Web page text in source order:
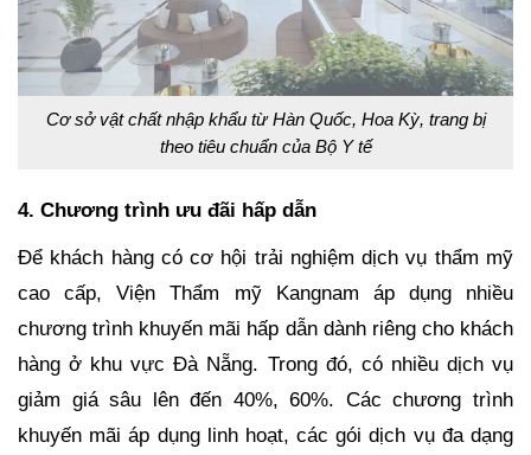
Cơ sở vật chất nhập khẩu từ Hàn Quốc, Hoa Kỳ, trang bị
theo tiêu chuẩn của Bộ Y tế
4. Chương trình ưu đãi hấp dẫn
Để khách hàng có cơ hội trải nghiệm dịch vụ thẩm mỹ
cao cấp, Viện Thẩm mỹ Kangnam áp dụng nhiều
chương trình khuyến mãi hấp dẫn dành riêng cho khách
hàng ở khu vực Đà Nẵng. Trong đó, có nhiều dịch vụ
giảm giá sâu lên đến 40%, 60%. Các chương trình
khuyến mãi áp dụng linh hoạt, các gói dịch vụ đa dạng